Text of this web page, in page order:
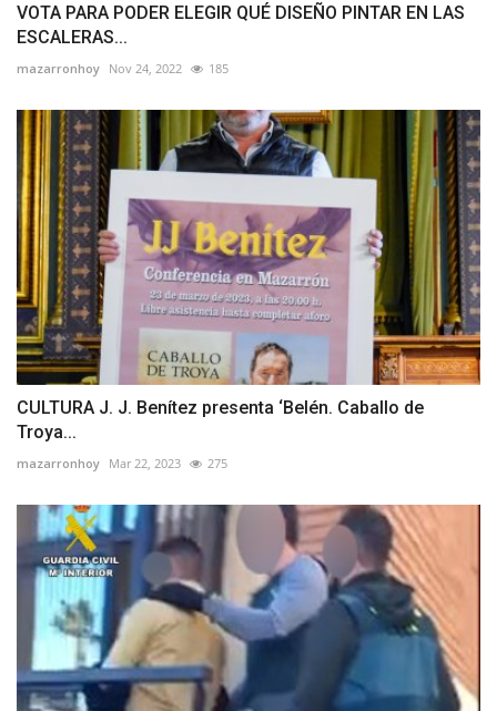
VOTA PARA PODER ELEGIR QUÉ DISEÑO PINTAR EN LAS
ESCALERAS...
mazarronhoy Nov 24, 2022 185
CULTURA J. J. Benítez presenta ‘Belén. Caballo de
Troya...
mazarronhoy Mar 22, 2023 275